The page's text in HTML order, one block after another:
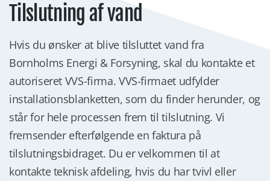
Tilslutning af vand
Hvis du ønsker at blive tilsluttet vand fra
Bornholms Energi & Forsyning, skal du kontakte et
autoriseret VVS-firma. VVS-firmaet udfylder
installationsblanketten, som du finder herunder, og
står for hele processen frem til tilslutning. Vi
fremsender efterfølgende en faktura på
tilslutningsbidraget. Du er velkommen til at
kontakte teknisk afdeling, hvis du har tvivl eller